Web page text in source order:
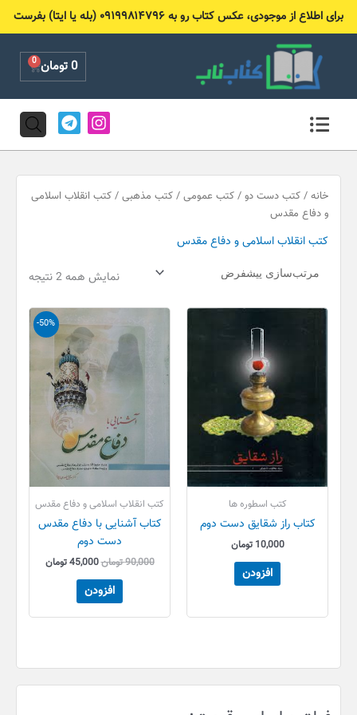
برای اطلاع از موجودی، عکس کتاب رو به ۰۹۱۹۹۸۱۴۷۹۶ (بله یا ایتا) بفرست
0تومان 0
Cart
I
n
s
a
g
T
e
l
g
r خانه / کتب دست دو / کتب عمومی / کتب مذهبی / کتب انقلاب اسلامی
و دفاع مقدس
کتب انقلاب اسلامی و دفاع مقدس
نمایش همه 2 نتیجه
کتب اسطوره ها
کتاب راز شقایق دست دوم
10,000 تومان
افزودن
-50%
کتب انقلاب اسلامی و دفاع مقدس
کتاب آشنایی با دفاع مقدس
دست دوم
90,000تومان
قیمت
اصلی
90,000 تومان
بود.
45,000تومان
قیمت
فعلی
افزودن